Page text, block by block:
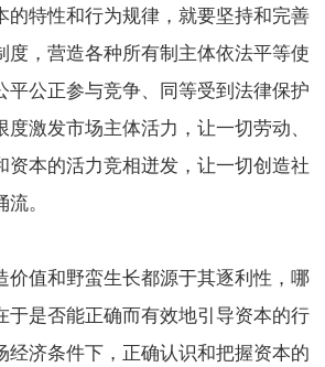
的特性和行为规律，就要坚持和完善
度，营造各种所有制主体依法平等使
平公正参与竞争、同等受到法律保护
激发市场主体活力，让一切劳动、
资本的活力竞相迸发，让一切创造社
。
价值和野蛮生长都源于其逐利性，哪
于是否能正确而有效地引导资本的行
经济条件下，正确认识和把握资本的